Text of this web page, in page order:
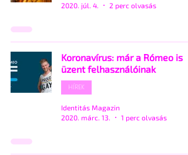
2020. júl. 4.
2 perc olvasás
Koronavírus: már a Rómeo is
üzent felhasználóinak
HÍREK
Identitás Magazin
2020. márc. 13.
1 perc olvasás